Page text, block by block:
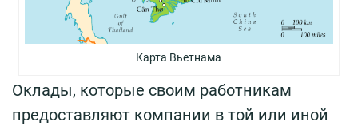
Карта Вьетнама
Оклады, которые своим работникам
предоставляют компании в той или иной